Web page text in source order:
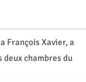
François Xavier, a
chambres du